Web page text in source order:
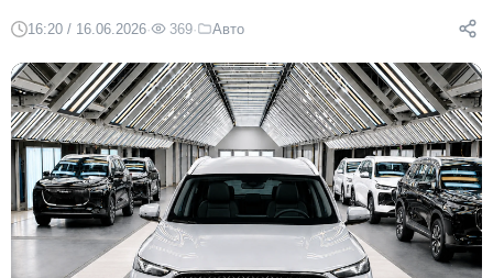
16:20 / 16.06.2026· 369· Авто